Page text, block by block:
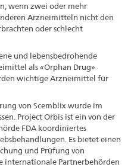
wenn zwei oder mehr
Arzneimitteln nicht den
oder schlecht
und lebensbedrohende
als «Orphan Drug»
wichtige Arzneimittel für
von Scemblix wurde im
Project Orbis ist ein von der
FDA koordiniertes
Es bietet einen
und Prüfung von
internationale Partnerbehörden